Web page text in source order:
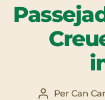
Autor
Per Can